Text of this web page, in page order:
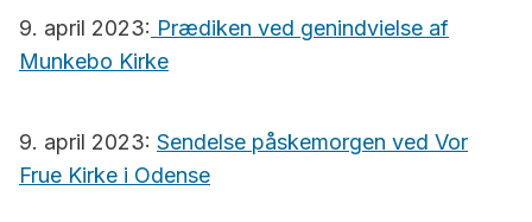
9. april 2023: Prædiken ved genindvielse af
Munkebo Kirke
9. april 2023: Sendelse påskemorgen ved Vor
Frue Kirke i Odense